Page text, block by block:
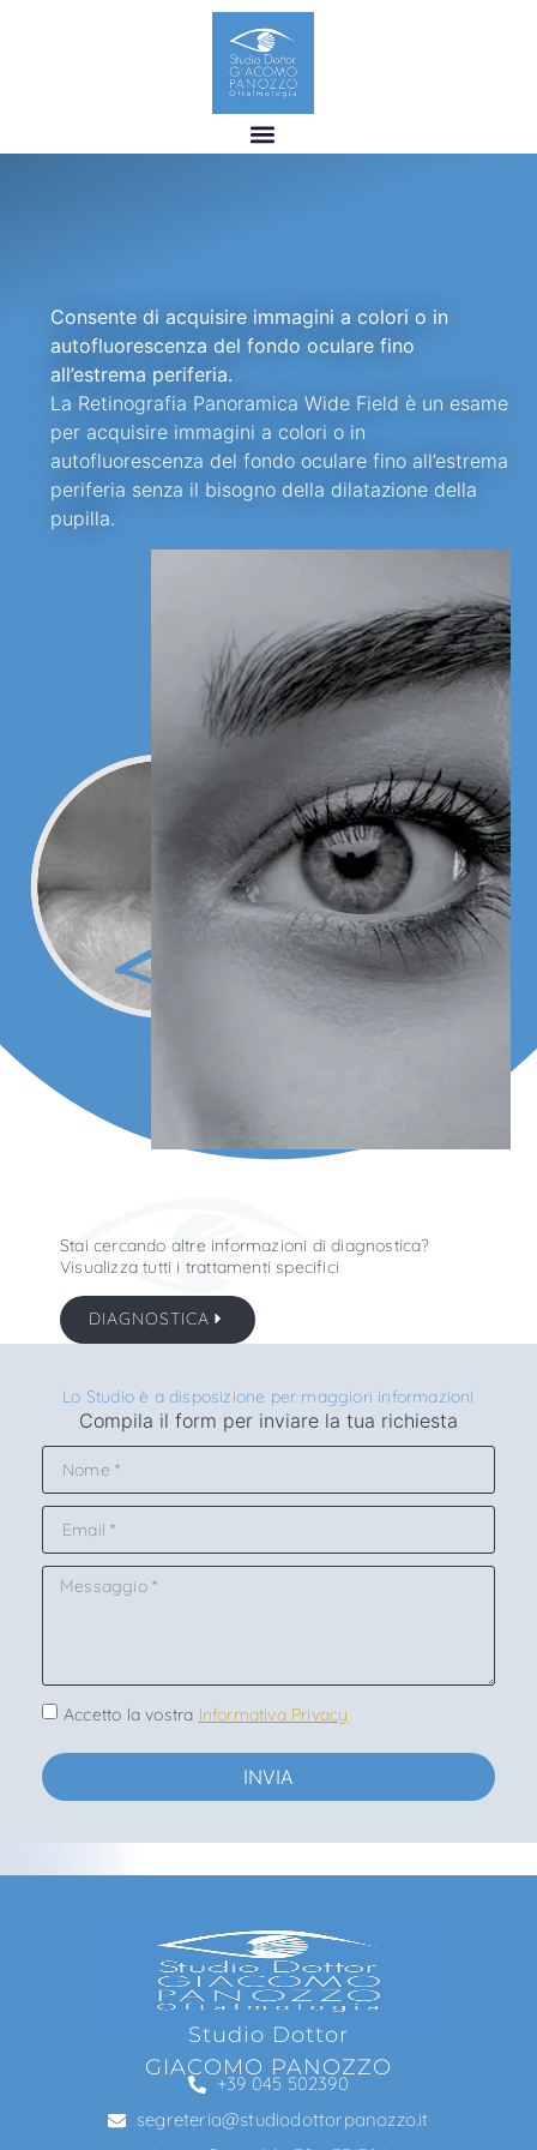
Consente di acquisire immagini a colori o in
autofluorescenza del fondo oculare fino
all’estrema periferia.
La Retinografia Panoramica Wide Field è un esame
per acquisire immagini a colori o in
autofluorescenza del fondo oculare fino all’estrema
periferia senza il bisogno della dilatazione della
pupilla.
Stai cercando altre informazioni di diagnostica?
Visualizza tutti i trattamenti specifici
DIAGNOSTICA
Lo Studio è a disposizione per maggiori informazioni
Compila il form per inviare la tua richiesta
Accetto la vostra Informativa Privacy
INVIA
Studio Dottor
GIACOMO PANOZZO
+39 045 502390
segreteria@studiodottorpanozzo.it